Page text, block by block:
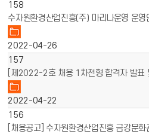
158
수자원환경산업진흥(주) 마리나운영 운
2022-04-26
157
[제2022-2호 채용 1차전형 합격자 발표
2022-04-22
156
[채용공고] 수자원환경산업진흥 금강문